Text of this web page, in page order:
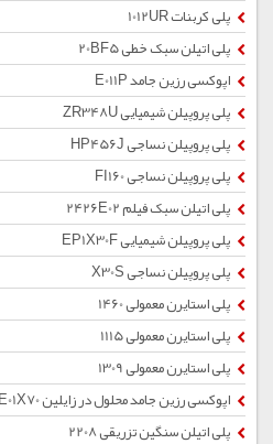
پلی کربنات 1012UR
پلی اتیلن سبک خطی 20BF5
اپوکسی رزین جامد E011P
پلی پروپیلن شیمیایی ZR348U
پلی پروپیلن نساجی HP456J
پلی پروپیلن نساجی FI160
پلی اتیلن سبک فیلم 2426E02
پلی پروپیلن شیمیایی EP1X30F
پلی پروپیلن نساجی X30S
پلی استایرن معمولی 1460
پلی استایرن معمولی 1115
پلی استایرن معمولی 1309
اپوکسی رزین جامد محلول در زایلین E01X70
پلی اتیلن سنگین تزریقی 2208